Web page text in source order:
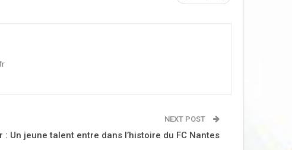
NEXT POST
: Un jeune talent entre dans l’histoire du FC Nantes